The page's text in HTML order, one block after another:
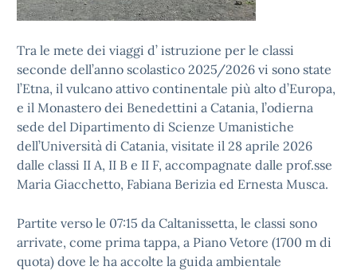
Tra le mete dei viaggi d’ istruzione per le classi
seconde dell’anno scolastico 2025/2026 vi sono state
l’Etna, il vulcano attivo continentale più alto d’Europa,
e il Monastero dei Benedettini a Catania, l’odierna
sede del Dipartimento di Scienze Umanistiche
dell’Università di Catania, visitate il 28 aprile 2026
dalle classi II A, II B e II F, accompagnate dalle prof.sse
Maria Giacchetto, Fabiana Berizia ed Ernesta Musca.
Partite verso le 07:15 da Caltanissetta, le classi sono
arrivate, come prima tappa, a Piano Vetore (1700 m di
quota) dove le ha accolte la guida ambientale